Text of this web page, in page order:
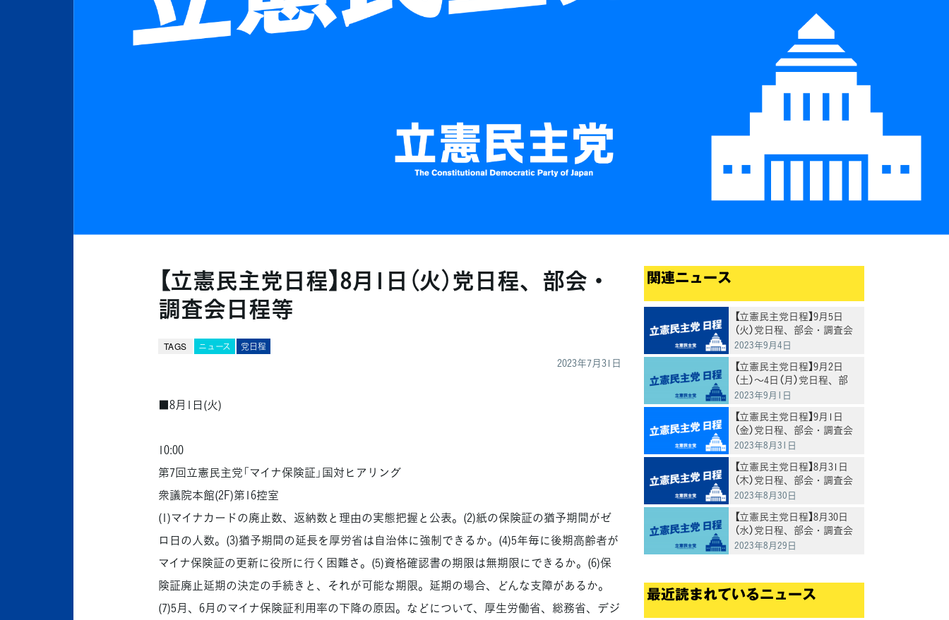
【立憲民主党日程】8月1日（火）党日程、部会・
調査会日程等
TAGS ニュース 党日程
2023年7月31日
■8月1日(火)
10:00
第7回立憲民主党「マイナ保険証」国対ヒアリング
衆議院本館(2F)第16控室
(1)マイナカードの廃止数、返納数と理由の実態把握と公表。(2)紙の保険証の猶予期間がゼ
ロ日の人数。(3)猶予期間の延長を厚労省は自治体に強制できるか。(4)5年毎に後期高齢者が
マイナ保険証の更新に役所に行く困難さ。(5)資格確認書の期限は無期限にできるか。(6)保
険証廃止延期の決定の手続きと、それが可能な期限。延期の場合、どんな支障があるか。
(7)5月、6月のマイナ保険証利用率の下降の原因。などについて、厚生労働省、総務省、デジ
関連ニュース
【立憲民主党日程】9月5日
（火）党日程、部会・調査会
日程等
2023年9月4日
【立憲民主党日程】9月2日
（土）～4日（月）党日程、部
会・調査会日程等
2023年9月1日
【立憲民主党日程】9月1日
（金）党日程、部会・調査会
日程等
2023年8月31日
【立憲民主党日程】8月31日
（木）党日程、部会・調査会
日程等
2023年8月30日
【立憲民主党日程】8月30日
（水）党日程、部会・調査会
日程等
2023年8月29日
最近読まれているニュース